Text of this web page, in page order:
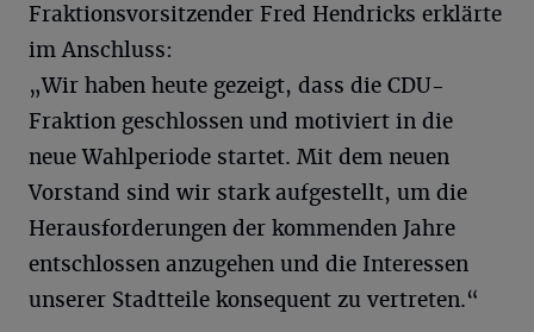
Fraktionsvorsitzender Fred Hendricks erklärte
im Anschluss:
„Wir haben heute gezeigt, dass die CDU-
Fraktion geschlossen und motiviert in die
neue Wahlperiode startet. Mit dem neuen
Vorstand sind wir stark aufgestellt, um die
Herausforderungen der kommenden Jahre
entschlossen anzugehen und die Interessen
unserer Stadtteile konsequent zu vertreten.“